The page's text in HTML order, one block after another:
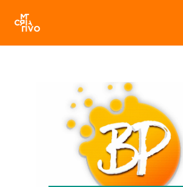
Pular
para